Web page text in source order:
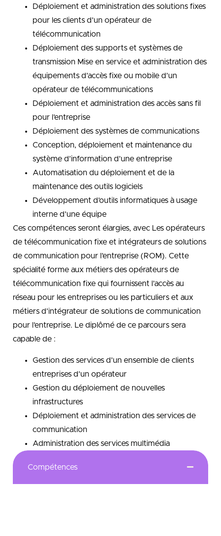
Déploiement et administration des solutions fixes
pour les clients d’un opérateur de
télécommunication
Déploiement des supports et systèmes de
transmission Mise en service et administration des
équipements d’accès fixe ou mobile d’un
opérateur de télécommunications
Déploiement et administration des accès sans fil
pour l’entreprise
Déploiement des systèmes de communications
Conception, déploiement et maintenance du
système d’information d’une entreprise
Automatisation du déploiement et de la
maintenance des outils logiciels
Développement d’outils informatiques à usage
interne d’une équipe
Ces compétences seront élargies, avec Les opérateurs
de télécommunication fixe et intégrateurs de solutions
de communication pour l’entreprise (ROM). Cette
spécialité forme aux métiers des opérateurs de
télécommunication fixe qui fournissent l’accès au
réseau pour les entreprises ou les particuliers et aux
métiers d’intégrateur de solutions de communication
pour l’entreprise. Le diplômé de ce parcours sera
capable de :
Gestion des services d’un ensemble de clients
entreprises d’un opérateur
Gestion du déploiement de nouvelles
infrastructures
Déploiement et administration des services de
communication
Administration des services multimédia
Compétences